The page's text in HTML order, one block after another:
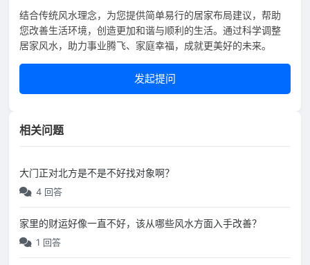
结合传统风水理念，为您提供简单易行的居家布局建议，帮助
您改善生活环境，创造更加和谐与顺利的生活。通过科学调整
居家风水，助力事业腾飞、家庭幸福，成就更美好的未来。
发起提问
相关问题
大门正对北方是不是不好找对象啊？
4 回答
家里的财运好像一直不好，该从哪些风水方面入手改善？
1 回答